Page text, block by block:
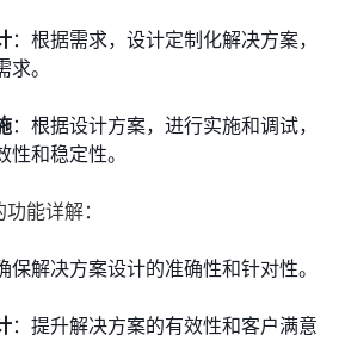
：根据需求，设计定制化解决方案，
。
：根据设计方案，进行实施和调试，
和稳定性。
能详解：
保解决方案设计的准确性和针对性。
：提升解决方案的有效性和客户满意